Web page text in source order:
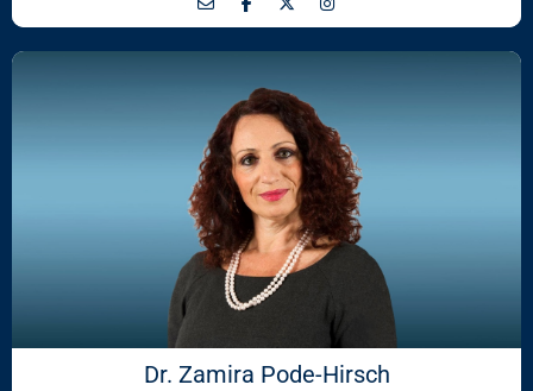
Dr. Zamira Pode-Hirsch